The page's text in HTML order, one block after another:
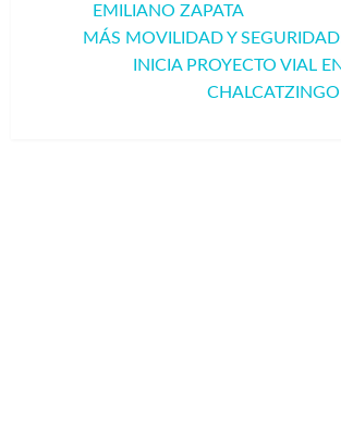
entradasEMILIANO ZAPATA
MÁS MOVILIDAD Y
INICIA PROYECTO VIAL EN
CHALCATZINGO